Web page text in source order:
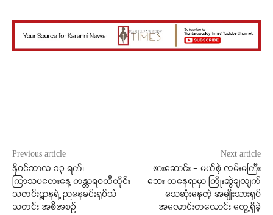
Previous article
နိုဝင်ဘာလ ၁၃ ရက်၊
ကြာသပတေးနေ့ ကန္တာရဝတီတိုင်း
သတင်းဌာနရဲ့ ညနေခင်းရုပ်သံ
သတင်း အစီအစဉ်
Next article
ဖားဆောင်း – မယ်စဲ့ လမ်းမကြီး
ဘေး တနေရာမှာ ကြိုးဆွဲချလျက်
သေဆုံးနေတဲ့ အမျိုးသားရုပ်
အလောင်းတလောင်း တွေ့ရှိခဲ့